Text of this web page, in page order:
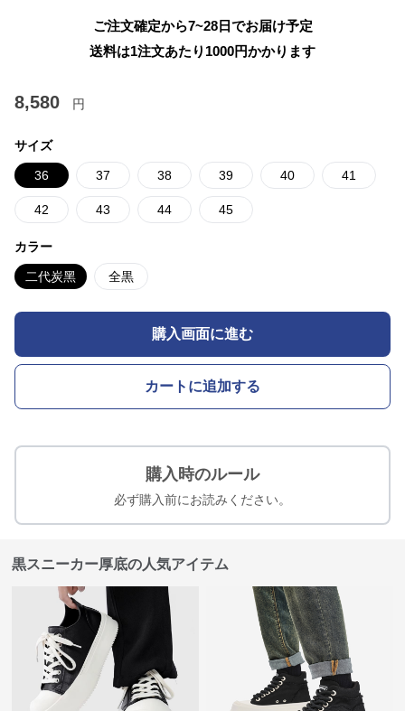
ご注文確定から7~28日でお届け予定
送料は1注文あたり 1000円かかります
8,580 円
サイズ
36 37 38 39 40 41
42 43 44 45
カラー
二代炭黑 全黒
購入画面に進む
カートに追加する
購入時のルール
必ず購入前にお読みください。
黒スニーカー厚底の人気アイテム